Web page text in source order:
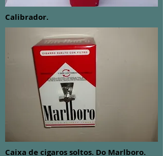
Calibrador.
Caixa de cigaros soltos. Do Marlboro.